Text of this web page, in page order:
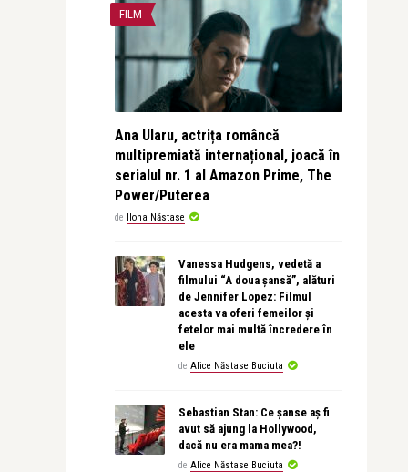
FILM
Ana Ularu, actrița româncă
multipremiată internațional, joacă în
serialul nr. 1 al Amazon Prime, The
Power/Puterea
de Ilona Năstase
Vanessa Hudgens, vedetă a
filmului “A doua șansă”, alături
de Jennifer Lopez: Filmul
acesta va oferi femeilor și
fetelor mai multă încredere în
ele
de Alice Năstase Buciuta
Sebastian Stan: Ce șanse aș fi
avut să ajung la Hollywood,
dacă nu era mama mea?!
de Alice Năstase Buciuta